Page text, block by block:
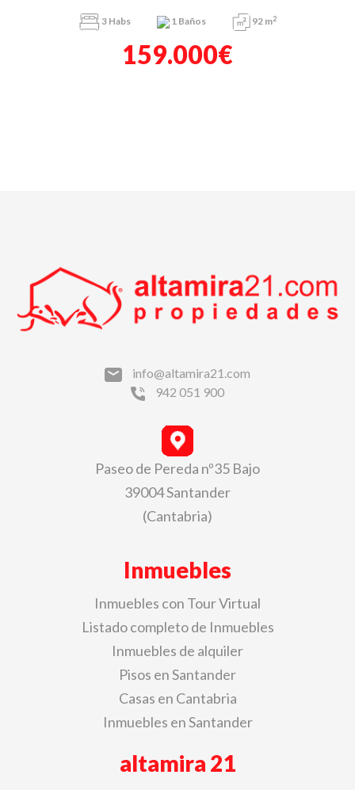
3Habs 1Baños 92 m2
159.000€
info@altamira21.com
942 051 900
Paseo de Pereda nº35 Bajo
39004 Santander
(Cantabria)
Inmuebles
Inmuebles con Tour Virtual
Listado completo de Inmuebles
Inmuebles de alquiler
Pisos en Santander
Casas en Cantabria
Inmuebles en Santander
altamira 21